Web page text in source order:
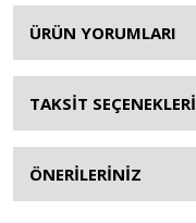
ÜRÜN YORUMLARI
TAKSİT SEÇENEKLERİ
ÖNERİLERİNİZ